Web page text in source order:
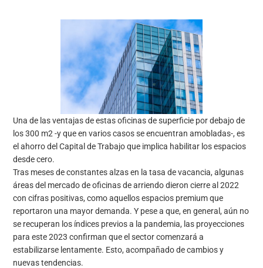
Una de las ventajas de estas oficinas de superficie por debajo de
los 300 m2 -y que en varios casos se encuentran amobladas-, es
el ahorro del Capital de Trabajo que implica habilitar los espacios
desde cero.
Tras meses de constantes alzas en la tasa de vacancia, algunas
áreas del mercado de oficinas de arriendo dieron cierre al 2022
con cifras positivas, como aquellos espacios premium que
reportaron una mayor demanda. Y pese a que, en general, aún no
se recuperan los índices previos a la pandemia, las proyecciones
para este 2023 confirman que el sector comenzará a
estabilizarse lentamente. Esto, acompañado de cambios y
nuevas tendencias.